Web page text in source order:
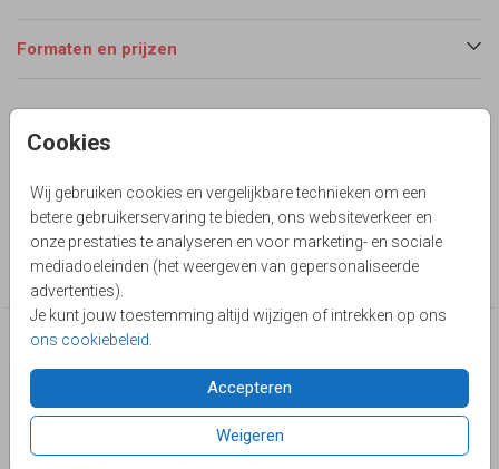
Cookies
Wij gebruiken cookies en vergelijkbare technieken om een
betere gebruikerservaring te bieden, ons websiteverkeer en
onze prestaties te analyseren en voor marketing- en sociale
mediadoeleinden (het weergeven van gepersonaliseerde
advertenties).
Je kunt jouw toestemming altijd wijzigen of intrekken op ons
ons cookiebeleid
Accepteren
Weigeren
Formaten en prijzen
Productinformatie
Alles staat los op dit kaartje en is aan te passen!
Collectie
Stoer
Deze producten zijn wellicht ook iets voor je